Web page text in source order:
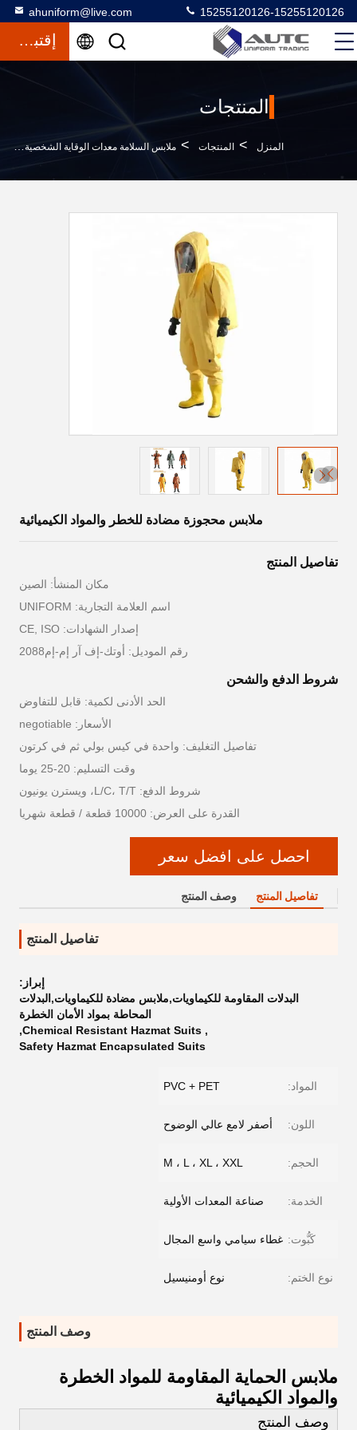
ahuniform@live.com 15255120126-15255120126
إقتباس
المنتجات
المنزل > المنتجات > ملابس السلامة معدات الوقاية الشخصية >
ملابس محجوزة مضادة للخطر والمواد الكيميائية
تفاصيل المنتج
مكان المنشأ: الصين
اسم العلامة التجارية: UNIFORM
إصدار الشهادات: CE, ISO
رقم الموديل: أوتك-إف آر إم-إم2088
شروط الدفع والشحن
الحد الأدنى لكمية: قابل للتفاوض
الأسعار: negotiable
تفاصيل التغليف: واحدة في كيس بولي ثم في كرتون
وقت التسليم: 20-25 يوما
شروط الدفع: L/C، T/T، ويسترن يونيون
القدرة على العرض: 10000 قطعة / قطعة شهريا
احصل على افضل سعر
تفاصيل المنتج وصف المنتج
تفاصيل المنتج
إبراز:
البدلات المقاومة للكيماويات,ملابس مضادة للكيماويات,البدلات
المحاطة بمواد الأمان الخطرة
,
Chemical Resistant Hazmat Suits
,
Safety Hazmat Encapsulated Suits
المواد: PVC + PET
اللون: أصفر لامع عالي الوضوح
الحجم: M ، L ، XL ، XXL
الخدمة: صناعة المعدات الأولية
كَبُّوت: غطاء سيامي واسع المجال
نوع الختم: نوع أومنيسيل
وصف المنتج
ملابس الحماية المقاومة للمواد الخطرة
والمواد الكيميائية
وصف المنتج